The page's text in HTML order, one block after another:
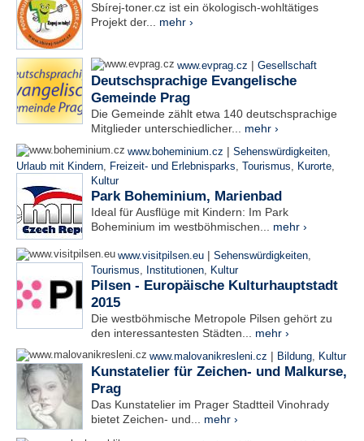
Sbírej-toner.cz ist ein ökologisch-wohltätiges
Projekt der... mehr ›
www.evprag.cz | Gesellschaft
Deutschsprachige Evangelische
Gemeinde Prag
Die Gemeinde zählt etwa 140 deutschsprachige
Mitglieder unterschiedlicher... mehr ›
www.boheminium.cz | Sehenswürdigkeiten,
Urlaub mit Kindern, Freizeit- und Erlebnisparks, Tourismus, Kurorte,
Kultur
Park Boheminium, Marienbad
Ideal für Ausflüge mit Kindern: Im Park
Boheminium im westböhmischen... mehr ›
www.visitpilsen.eu | Sehenswürdigkeiten,
Tourismus, Institutionen, Kultur
Pilsen - Europäische Kulturhauptstadt
2015
Die westböhmische Metropole Pilsen gehört zu
den interessantesten Städten... mehr ›
www.malovanikresleni.cz | Bildung, Kultur
Kunstatelier für Zeichen- und Malkurse,
Prag
Das Kunstatelier im Prager Stadtteil Vinohrady
bietet Zeichen- und... mehr ›